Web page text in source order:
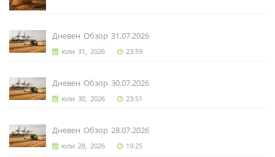
Дневен Обзор 31.07.2026
юли 31, 2026 23:59
Дневен Обзор 30.07.2026
юли 30, 2026 23:51
Дневен Обзор 28.07.2026
юли 28, 2026 19:25